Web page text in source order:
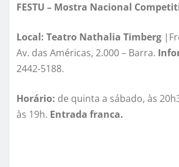
FESTU – Mostra Nacional
Local: Teatro Nathalia Timberg
Av. das Américas, 2.000 – Barra.
2442-5188.
Horário: de quinta a sábado, às
às 19h. Entrada franca.